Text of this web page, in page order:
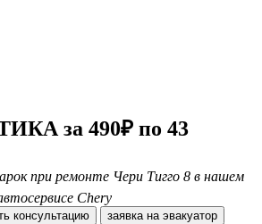
за 490₽ по 43
при ремонте Чери Тигго 8 в нашем
Chery
консультацию заявка на эвакуатор